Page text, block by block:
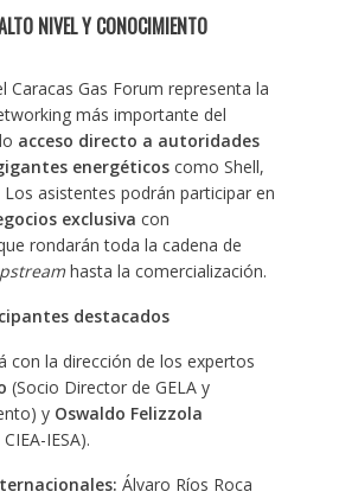
NIVEL Y CONOCIMIENTO
Caracas Gas Forum representa la
más importante del
acceso directo a autoridades
energéticoscomo Shell,
Los asistentes podrán participar en
exclusiva con
rondarán toda la cadena de
hasta la comercialización.
destacados
con la dirección de los expertos
(Socio Director de GELA y
y Oswaldo Felizzola
IESA).
Álvaro Ríos Roca